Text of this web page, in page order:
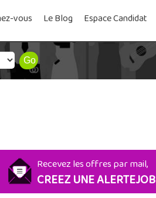
vous Le Blog Espace Candidat
Recevez les offres par mail,
CREEZ UNE ALERTEJOB